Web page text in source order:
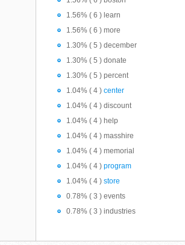
1.56% ( 6 ) learn
1.56% ( 6 ) more
1.30% ( 5 ) december
1.30% ( 5 ) donate
1.30% ( 5 ) percent
1.04% ( 4 ) center
1.04% ( 4 ) discount
1.04% ( 4 ) help
1.04% ( 4 ) masshire
1.04% ( 4 ) memorial
1.04% ( 4 ) program
1.04% ( 4 ) store
0.78% ( 3 ) events
0.78% ( 3 ) industries